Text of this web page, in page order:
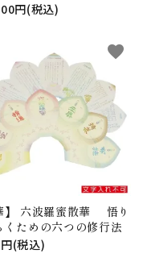
円(税込)
】 六波羅蜜散華 悟り
くための六つの修行法
(税込)
favorite